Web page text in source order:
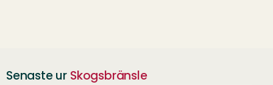
Senaste ur Skogsbränsle